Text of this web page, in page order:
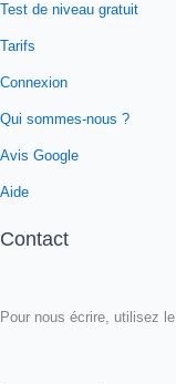
Test de niveau gratuit
Tarifs
Connexion
Qui sommes-nous ?
Avis Google
Aide
Contact
Pour nous écrire, utilisez le